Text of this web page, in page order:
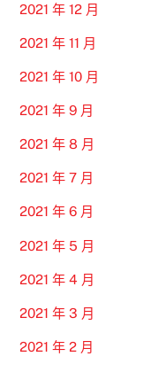
2021 年 12 月
2021 年 11 月
2021 年 10 月
2021 年 9 月
2021 年 8 月
2021 年 7 月
2021 年 6 月
2021 年 5 月
2021 年 4 月
2021 年 3 月
2021 年 2 月